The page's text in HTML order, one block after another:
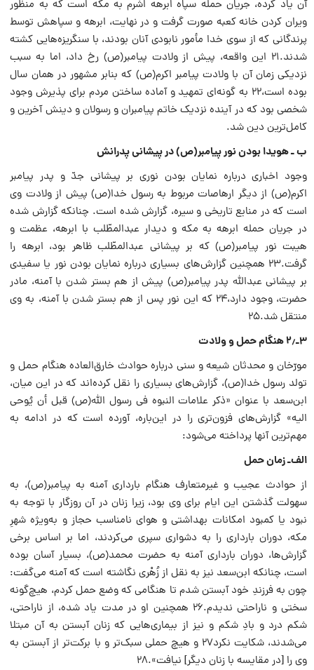
آن یاد کرده، جریان حمله سپاه ابرهه اشرم به مکه است که به منظور
ویران کردن خانه کعبه صورت گرفت و در نهایت، ابرهه و سپاهش توسط
پرندگانی که از سوی خدا مأمور نابودی آنان بودند، با سنگریزه‌هایی کشته
شدند.۲۱ این واقعه، پیش از ولادت پیامبر‌(ص) رخ داد، اما به سبب
نزدیکی زمان آن با ولادت پیامبر اکرم‌(ص) که بنابر مشهور در همان سال
بوده است،۲۲ به گونه‌ای تمهید و آماده ساختن مردم برای پذیرش وجود
شخصی بود که در آینده نزدیک خاتم پیامبران و رسولان و دینش آخرین و
کامل‌ترین دین شد.
ب ـ هویدا بودن نور پیامبر‌(ص) در پیشانی پدرانش
وجود اخباری درباره نمایان بودن نوری بر پیشانی جدّ و پدر پیامبر
اکرم‌(ص) از دیگر ارهاصات مربوط به رسول خدا‌(ص) پیش از ولادت وی
است که در منابع تاریخی و سیره، گزارش شده است. چنانکه گزارش شده
در جریان حمله ابرهه به مکه و دیدار عبدالمطّلب با ابرهه، عظمت و
هیبت نور پیامبر‌(ص) که بر پیشانی عبدالمطّلب ظاهر بود، ابرهه را
گرفت.۲۳ همچنین گزارش‌های بسیاری درباره نمایان بودن نور یا سفیدی
بر پیشانی عبدالله پدر پیامبر‌(ص) پیش از هم بستر شدن با آمنه، مادر
حضرت، وجود دارد،۲۴ که این نور پس از هم بستر شدن با آمنه، به وی
منتقل شد.۲۵
۳ـ۲٫ هنگام حمل و ولادت
مورّخان و محدثان شیعه و سنی درباره حوادث خارق‌العاده هنگام حمل و
تولد رسول خدا‌(ص)، گزارش‌های بسیاری را نقل کرده‌اند که در این میان،
ابن‌سعد با عنوان «ذکر علامات النبوه فی رسول الله‌(ص) قبل أن یُوحی
الیه» گزارش‌های فزون‌تری را در این‌باره، آورده است که در ادامه به
مهم‌ترین آنها پرداخته می‌شود:
الف‌ـ زمان حمل
از حوادث عجیب و غیرمتعارف هنگام بارداری آمنه به پیامبر‌(ص)، به
سهولت گذشتن این ایام برای وی بود، زیرا زنان در آن روزگار با توجه به
نبود یا کمبود امکانات بهداشتی و هوای نامناسب حجاز و به‌ویژه شهرِ
مکه، دوران بارداری را به دشواری سپری می‌کردند، اما بر اساس برخی
گزارش‌ها، دوران بارداری آمنه به حضرت محمد‌(ص)، بسیار آسان بوده
است، چنانکه ابن‌سعد نیز به نقل از زُهْری نگاشته است که آمنه می‌گفت:
چون به فرزندِ خود آبستن شدم تا هنگامی که وضع حمل کردم، هیچ‌گونه
سختی و ناراحتی ندیدم.۲۶ همچنین او در مدت یاد شده، از ناراحتی،
شکم درد و بادِ شکم و نیز از بیماری‌هایی که زنان آبستن به آن مبتلا
می‌شدند، شکایت نکرد۲۷ و هیچ حملی سبک‌تر و با برکت‌تر از آبستن به
وی را [در مقایسه با زنان دیگر] نیافت».۲۸